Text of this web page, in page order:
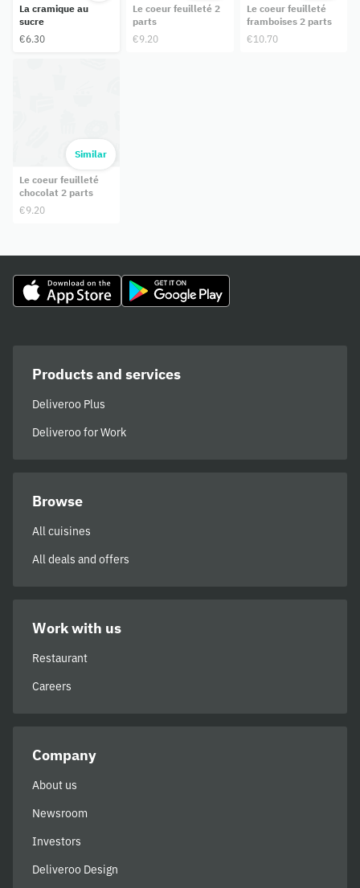
La cramique au
sucre
€6.30
Le coeur feuilleté 2
parts
€9.20
Le coeur feuilleté
framboises 2 parts
€10.70
Le coeur feuilleté
chocolat 2 parts
€9.20
Similar
Products and services
Deliveroo Plus
Deliveroo for Work
Browse
All cuisines
All deals and offers
Work with us
Restaurant
Careers
Company
About us
Newsroom
Investors
Deliveroo Design